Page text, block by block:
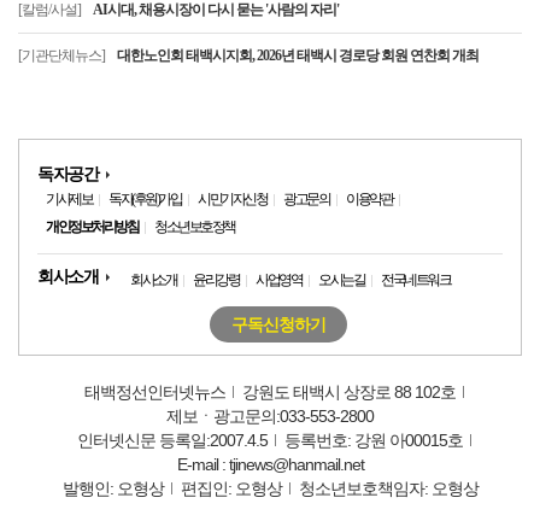
[칼럼/사설] AI시대, 채용시장이 다시 묻는 '사람의 자리'
[기관단체뉴스] 대한노인회 태백시지회, 2026년 태백시 경로당 회원 연찬회 개최
독자공간
기사제보 독자(후원)가입 시민기자신청 광고문의
이용약관
개인정보처리방침
청소년보호정책
회사소개 회사소개 윤리강령 사업영역 오시는길 전국네트워크
구독신청하기
태백정선인터넷뉴스
강원도 태백시 상장로 88 102호
제보ㆍ광고문의:033-553-2800
인터넷신문 등록일:2007.4.5
등록번호: 강원 아00015호
E-mail : tjinews@hanmail.net
발행인: 오형상
편집인: 오형상 청소년보호책임자: 오형상